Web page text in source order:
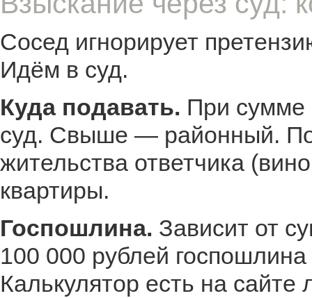
Сосед игнорирует
Идём в суд.
Куда подавать. При сумме
суд. Свыше — районный.
жительства ответчика
квартиры.
Госпошлина. Зависит от
100 000 рублей
Калькулятор есть на сайте